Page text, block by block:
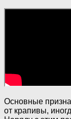
Основные
от крапивы,